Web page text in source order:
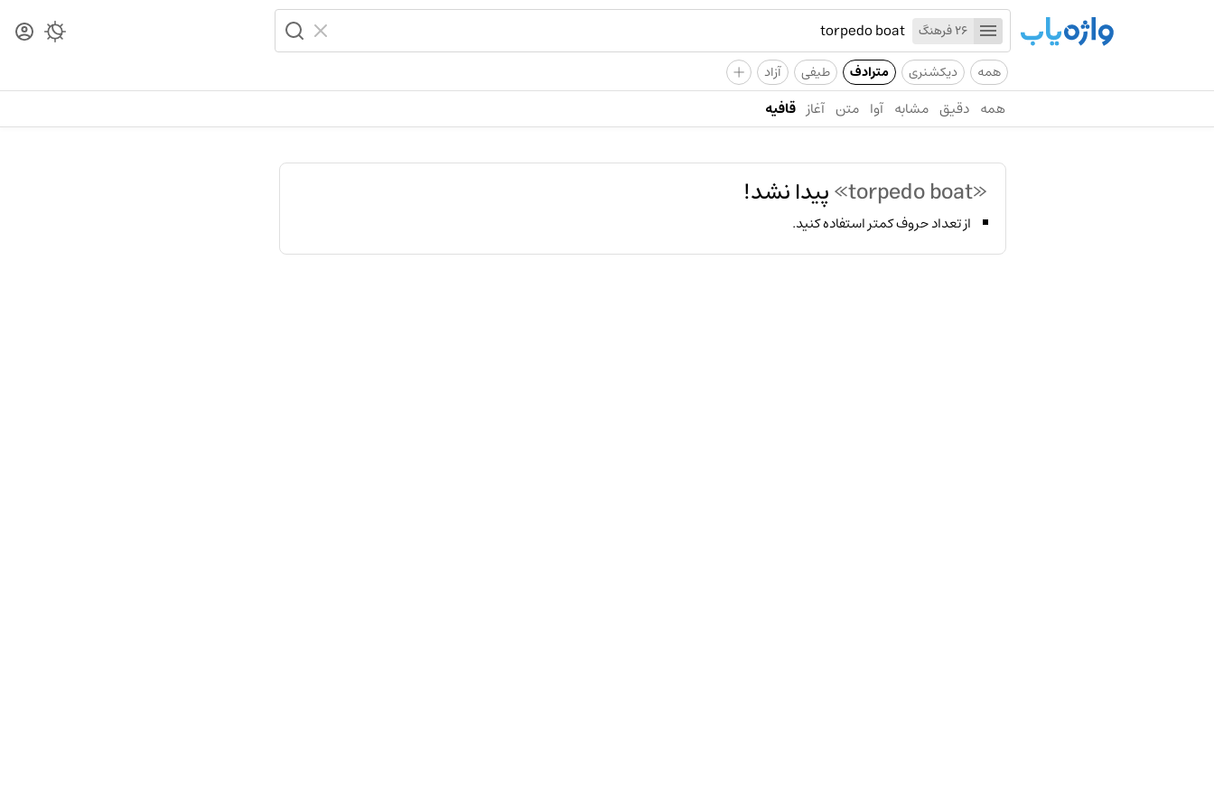
26 فرهنگ
همه دیکشنری مترادف طیفی آزاد +
همه دقیق مشابه آوا متن آغاز قافیه
«torpedo boat» پیدا نشد!
از تعداد حروف کمتر استفاده کنید.